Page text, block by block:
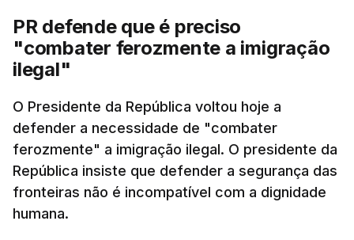
PR defende que é preciso
"combater ferozmente a imigração
ilegal"
O Presidente da República voltou hoje a
defender a necessidade de "combater
ferozmente" a imigração ilegal. O presidente da
República insiste que defender a segurança das
fronteiras não é incompatível com a dignidade
humana.